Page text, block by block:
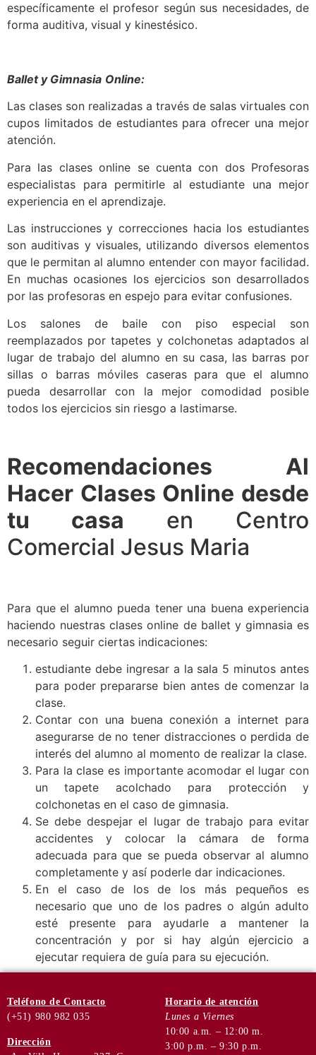
específicamente el profesor según sus necesidades, de
forma auditiva, visual y kinestésico.
Ballet y Gimnasia Online:
Las clases son realizadas a través de salas virtuales con
cupos limitados de estudiantes para ofrecer una mejor
atención.
Para las clases online se cuenta con dos Profesoras
especialistas para permitirle al estudiante una mejor
experiencia en el aprendizaje.
Las instrucciones y correcciones hacia los estudiantes
son auditivas y visuales, utilizando diversos elementos
que le permitan al alumno entender con mayor facilidad.
En muchas ocasiones los ejercicios son desarrollados
por las profesoras en espejo para evitar confusiones.
Los salones de baile con piso especial son
reemplazados por tapetes y colchonetas adaptados al
lugar de trabajo del alumno en su casa, las barras por
sillas o barras móviles caseras para que el alumno
pueda desarrollar con la mejor comodidad posible
todos los ejercicios sin riesgo a lastimarse.
Recomendaciones Al
Hacer Clases Online desde
tu casa en Centro
Comercial Jesus Maria
Para que el alumno pueda tener una buena experiencia
haciendo nuestras clases online de ballet y gimnasia es
necesario seguir ciertas indicaciones:
estudiante debe ingresar a la sala 5 minutos antes
para poder prepararse bien antes de comenzar la
clase.
Contar con una buena conexión a internet para
asegurarse de no tener distracciones o perdida de
interés del alumno al momento de realizar la clase.
Para la clase es importante acomodar el lugar con
un tapete acolchado para protección y
colchonetas en el caso de gimnasia.
Se debe despejar el lugar de trabajo para evitar
accidentes y colocar la cámara de forma
adecuada para que se pueda observar al alumno
completamente y así poderle dar indicaciones.
En el caso de los de los más pequeños es
necesario que uno de los padres o algún adulto
esté presente para ayudarle a mantener la
concentración y por si hay algún ejercicio a
ejecutar requiera de guía para su ejecución.
Teléfono de Contacto
(+51) 980 982 035
Dirección
Horario de atención
Lunes a Viernes
10:00 a.m. – 12:00 m.
3:00 p.m. – 9:30 p.m.